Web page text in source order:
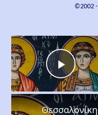
©2002 -
Play
Video
Θεσσαλονίκη